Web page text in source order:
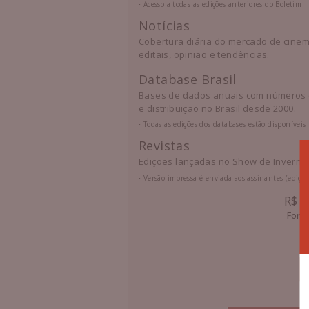
⋅ Acesso a todas as edições anteriores do Boletim
Notícias
Cobertura diária do mercado de
editais, opinião e tendências.
Database Brasil
Bases de dados anuais com
e distribuição no Brasil desde 2000.
⋅ Todas as edições dos databases estão
Revistas
Edições lançadas no Show de
⋅ Versão impressa é enviada aos assinantes
R$